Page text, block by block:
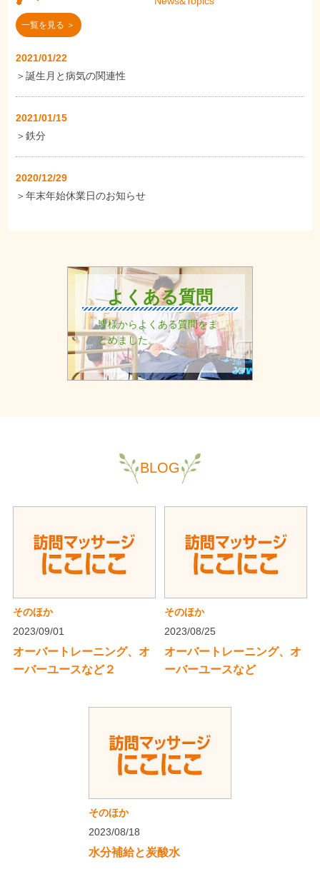
一覧を見る ＞
2021/01/22
＞誕生月と病気の関連性
2021/01/15
＞鉄分
2020/12/29
＞年末年始休業日のお知らせ
よくある質問
皆様からよくある質問をま
とめました。
BLOG
そのほか
2023/09/01
オーバートレーニング、オ
ーバーユースなど２
そのほか
2023/08/25
オーバートレーニング、オ
ーバーユースなど
そのほか
2023/08/18
水分補給と炭酸水